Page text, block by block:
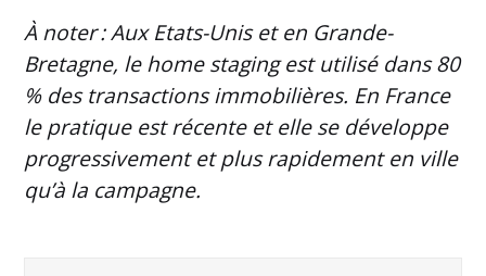
À noter : Aux Etats-Unis et en Grande-
Bretagne, le home staging est utilisé dans 80
% des transactions immobilières. En France
le pratique est récente et elle se développe
progressivement et plus rapidement en ville
qu’à la campagne.